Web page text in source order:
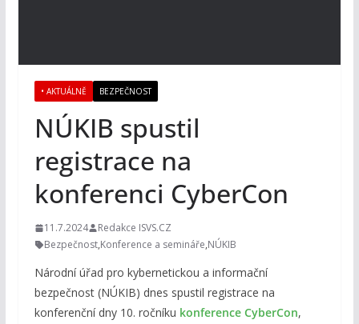
• AKTUÁLNĚ BEZPEČNOST
NÚKIB spustil
registrace na
konferenci CyberCon
11.7.2024
Redakce ISVS.CZ
Bezpečnost,Konference a semináře,NÚKIB
Národní úřad pro kybernetickou a informační
bezpečnost (NÚKIB) dnes spustil registrace na
konferenční dny 10. ročníku konference CyberCon,